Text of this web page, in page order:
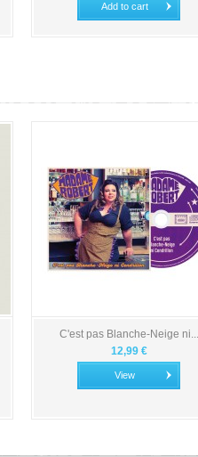
Add to cart
C'est pas Blanche-Neige ni...
12,99 €
View